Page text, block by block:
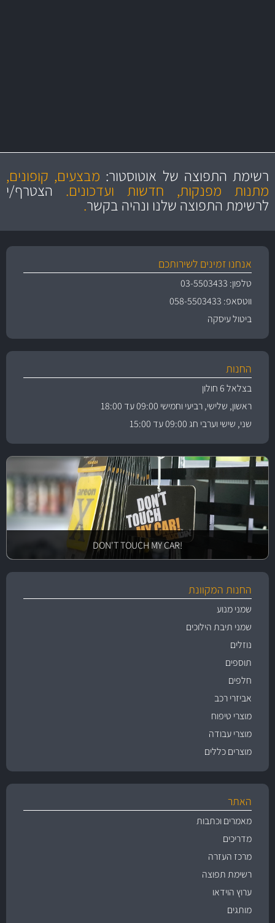
מקצועיות
ושירות מצויין
מחירים
הוגנים
והיצע מוצרים איכותירשימת התפוצה של אוטוסטור: מבצעים, קופונים,
מתנות מפנקות, חדשות ועדכונים.הצטרף/י
לרשימת התפוצה שלנו ונהיה בקשר.
אנחנו זמינים לשירותכם
טלפון: 03-5503433
ווטסאפ: 058-5503433
ביטול עיסקה
החנות
בצלאל 6 חולון
ראשון, שלישי, רביעי וחמישי 09:00 עד 18:00
שני, שישי וערבי חג 09:00 עד 15:00
!DON'T TOUCH MY CAR
החנות המקוונת
שמני מנוע
שמני תיבת הילוכים
נוזלים
תוספים
חלפים
אביזרי רכב
מוצרי טיפוח
מוצרי עבודה
מוצרים כללים
האתר
מאמרים וכתבות
מדריכים
מרכז העזרה
רשימת תפוצה
ערוץ הוידאו
מותגים